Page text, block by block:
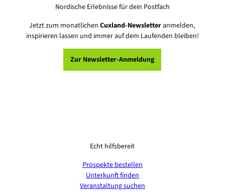
Nordische Erlebnisse für dein Postfach
Jetzt zum monatlichenCuxland-Newsletteranmelden,
inspirieren lassen und immer auf dem Laufenden bleiben!
Zur Newsletter-Anmeldung
Echt hilfsbereit
Prospekte bestellen
Unterkunft finden
Veranstaltung suchen